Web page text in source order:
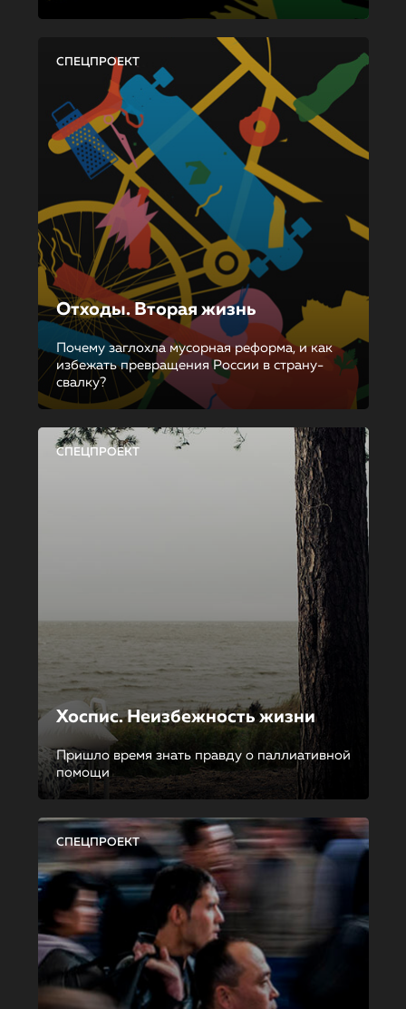
СПЕЦПРОЕКТ
Отходы. Вторая жизнь
Почему заглохла мусорная реформа, и как
избежать превращения России в страну-
свалку?
СПЕЦПРОЕКТ
Хоспис. Неизбежность жизни
Пришло время знать правду о паллиативной
помощи
СПЕЦПРОЕКТ